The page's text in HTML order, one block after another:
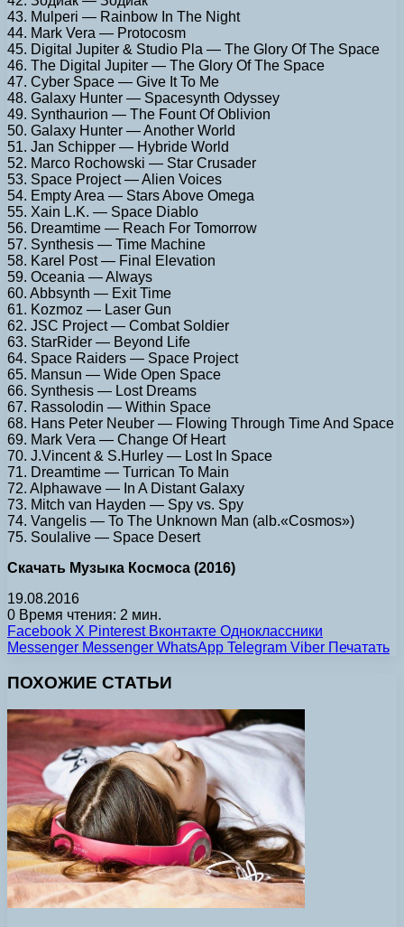
43. Mulperi — Rainbow In The Night
44. Mark Vera — Protocosm
45. Digital Jupiter & Studio Pla — The Glory Of The Space
46. The Digital Jupiter — The Glory Of The Space
47. Cyber Space — Give It To Me
48. Galaxy Hunter — Spacesynth Odyssey
49. Synthaurion — The Fount Of Oblivion
50. Galaxy Hunter — Another World
51. Jan Schipper — Hybride World
52. Marco Rochowski — Star Crusader
53. Space Project — Alien Voices
54. Empty Area — Stars Above Omega
55. Xain L.K. — Space Diablo
56. Dreamtime — Reach For Tomorrow
57. Synthesis — Time Machine
58. Karel Post — Final Elevation
59. Oceania — Always
60. Abbsynth — Exit Time
61. Kozmoz — Laser Gun
62. JSC Project — Combat Soldier
63. StarRider — Beyond Life
64. Space Raiders — Space Project
65. Mansun — Wide Open Space
66. Synthesis — Lost Dreams
67. Rassolodin — Within Space
68. Hans Peter Neuber — Flowing Through Time And Space
69. Mark Vera — Change Of Heart
70. J.Vincent & S.Hurley — Lost In Space
71. Dreamtime — Turrican To Main
72. Alphawave — In A Distant Galaxy
73. Mitch van Hayden — Spy vs. Spy
74. Vangelis — To The Unknown Man (alb.«Cosmos»)
75. Soulalive — Space Desert
Скачать Музыка Космоса (2016)
19.08.2016
0 Время чтения: 2 мин.
Facebook X Pinterest Вконтакте Одноклассники
Messenger Messenger WhatsApp Telegram Viber Печатать
ПОХОЖИЕ СТАТЬИ